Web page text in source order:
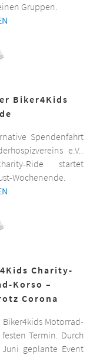
Gruppen.
Biker4Kids
Spendenfahrt
e.V..
Ride startet
Wochenende.
Charity-
Korso –
Corona
Motorrad-
Termin. Durch
geplante Event